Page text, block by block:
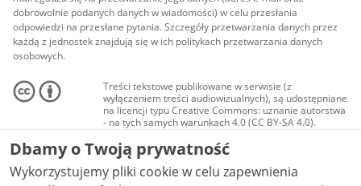
dobrowolnie podanych danych w wiadomości) w celu przesłania
odpowiedzi na przesłane pytania. Szczegóły przetwarzania danych przez
każdą z jednostek znajdują się w ich politykach przetwarzania danych
osobowych.
Treści tekstowe publikowane w serwisie (z
wyłączeniem treści audiowizualnych), są udostępniane
na licencji typu Creative Commons: uznanie autorstwa
- na tych samych warunkach 4.0 (CC BY-SA 4.0).
Materiały audiowizualne, w tym zdjęcia, materiały
audio i wideo, są udostępniane na licencji typu
Creative Commons: uznanie autorstwa użycie
niekomercyjne - bez utworów zależnych 4.0 (CC BY-
NC-ND 4.0), o ile nie jest to stwierdzone inaczej.
Dbamy o Twoją prywatność
Wykorzystujemy pliki cookie w celu zapewnienia